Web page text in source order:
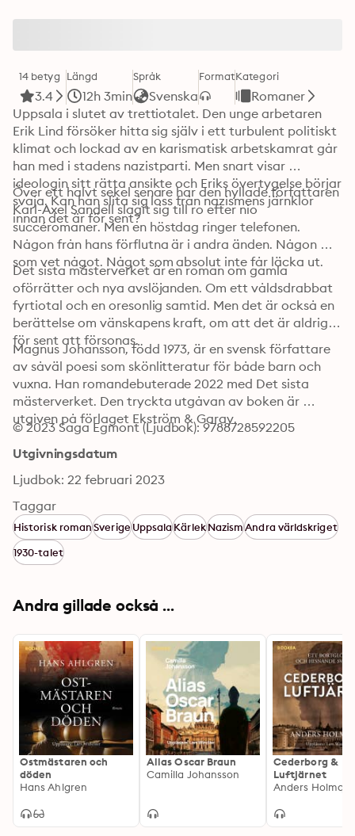
14 betyg
3.4
Längd
12h 3min
Språk
Svenska
FormatKategori
Romaner
Uppsala i slutet av trettiotalet. Den unge arbetaren
Erik Lind försöker hitta sig själv i ett turbulent politiskt
klimat och lockad av en karismatisk arbetskamrat går
han med i stadens nazistparti. Men snart visar
ideologin sitt rätta ansikte och Eriks övertygelse börjar
svaja. Kan han slita sig loss från nazismens järnklor
innan det är för sent?
Över ett halvt sekel senare har den hyllade författaren
Karl-Axel Sandell slagit sig till ro efter nio
succéromaner. Men en höstdag ringer telefonen.
Någon från hans förflutna är i andra änden. Någon
Det sista mästerverket är en roman om gamla
oförrätter och nya avslöjanden. Om ett våldsdrabbat
fyrtiotal och en oresonlig samtid. Men det är också en
berättelse om vänskapens kraft, om att det är aldrig
för sent att försonas.
Magnus Johansson, född 1973, är en svensk författare
av såväl poesi som skönlitteratur för både barn och
vuxna. Han romandebuterade 2022 med Det sista
mästerverket. Den tryckta utgåvan av boken är
utgiven på förlaget Ekström & Garay.
© 2023 Saga Egmont (Ljudbok): 9788728592205
Utgivningsdatum
Ljudbok: 22 februari 2023
Taggar
Historisk romanSverigeUppsalaKärlekNazismAndra världskriget
1930-talet
Andra gillade också ...
Ostmästaren och
döden
Hans Ahlgren
Alias Oscar Braun
Camilla Johansson
Cederborg &
Luftjärnet
Anders